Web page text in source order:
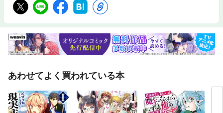
あわせてよく買われている本